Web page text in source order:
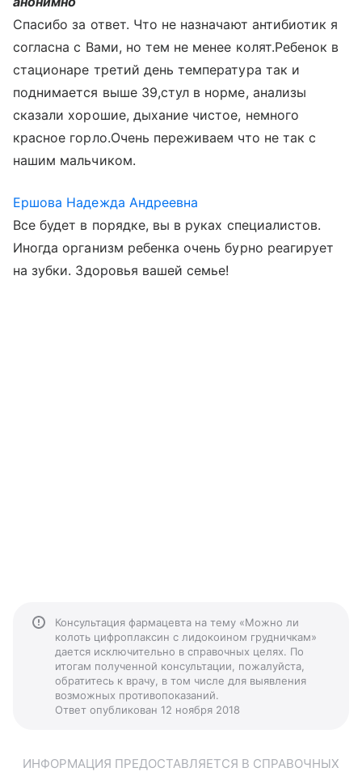
Спасибо за ответ. Что не назначают антибиотик я
согласна с Вами, но тем не менее колят.Ребенок в
стационаре третий день температура так и
поднимается выше 39,стул в норме, анализы
сказали хорошие, дыхание чистое, немного
красное горло.Очень переживаем что не так с
нашим мальчиком.
Ершова Надежда Андреевна
Все будет в порядке, вы в руках специалистов.
Иногда организм ребенка очень бурно реагирует
на зубки. Здоровья вашей семье!
Консультация фармацевта на тему «Можно ли
колоть цифроплаксин с лидокоином грудничкам»
дается исключительно в справочных целях. По
итогам полученной консультации, пожалуйста,
обратитесь к врачу, в том числе для выявления
возможных противопоказаний.
Ответ опубликован 12 ноября 2018
ИНФОРМАЦИЯ ПРЕДОСТАВЛЯЕТСЯ В СПРАВОЧНЫХ